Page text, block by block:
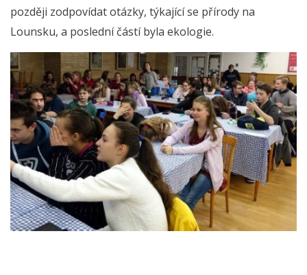
později zodpovídat otázky, týkající se přírody na
Lounsku, a poslední částí byla ekologie.